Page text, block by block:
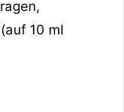
10 ml